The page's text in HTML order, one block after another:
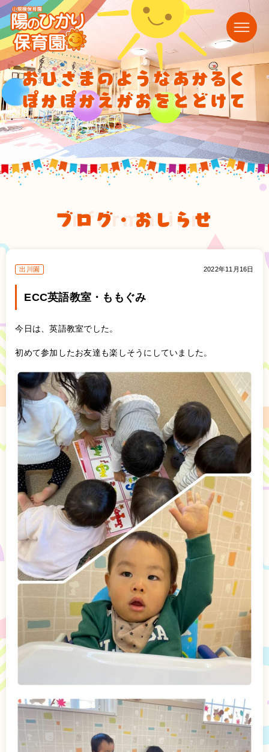
おひさまのようなあかるく
ぽかぽかえがおをとどけて
ブログ・おしらせ
information
出川園 2022年11月16日
ECC英語教室・ももぐみ
今日は、英語教室でした。
初めて参加したお友達も楽しそうにしていました。